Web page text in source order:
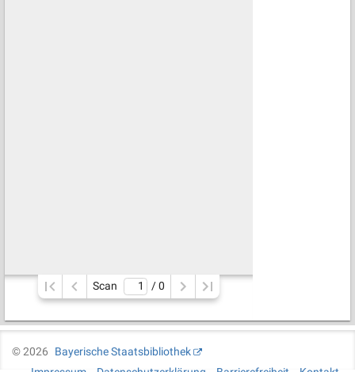
Scan / 0
©2026
Bayerische Staatsbibliothek